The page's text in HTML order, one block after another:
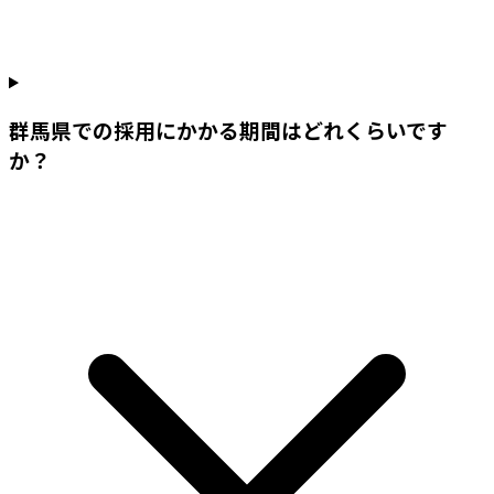
群馬県での採用にかかる期間はどれくらいです
か？